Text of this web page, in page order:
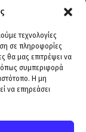
τεχνολογίες
σε πληροφορίες
θα μας επιτρέψει να
συμπεριφορά
Η μη
να επηρεάσει
27/7
20.94oC